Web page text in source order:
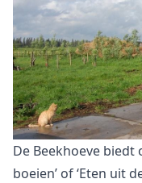
De Beekhoeve biedt
boeien’ of ‘Eten uit